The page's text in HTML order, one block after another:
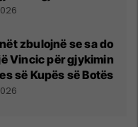
në botë
zbulojnë se sa do
Vincic për gjykimin
së Kupës së Botës